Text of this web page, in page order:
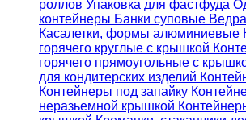
роллов Упаковка для фастфуда
контейнеры Банки суповые
Касалетки, формы алюминиевые
горячего круглые с крышкой
горячего прямоугольные с
для кондитерских изделий
Контейнеры под запайку
неразьемной крышкой